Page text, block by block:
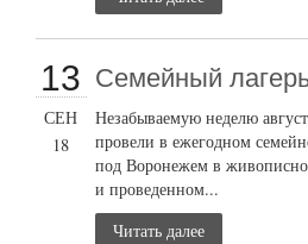
13
СЕН
18
Семейный
Незабываемую неделю
провели в ежегодном
под Воронежем в
и проведенном...
Читать далее